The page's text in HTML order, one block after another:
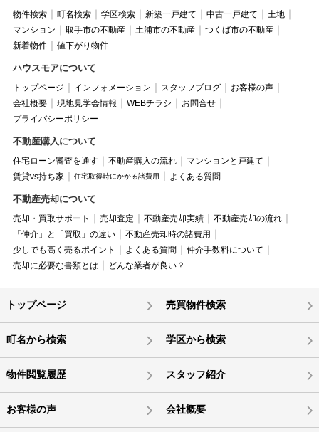
物件検索 町名検索 学区検索 新築一戸建て 中古一戸建て
土地
マンション
取手市の不動産 土浦市の不動産
つくば市の不動産
新着物件
値下がり物件
ハウスモアについて
トップページ インフォメーション スタッフブログ
お客様の声
会社概要
現地見学会情報 WEBチラシ
お問合せ
プライバシーポリシー
不動産購入について
住宅ローン審査を通す 不動産購入の流れ
マンションと戸建て
賃貸vs持ち家
住宅取得時にかかる諸費用 よくある質問
不動産売却について
売却・買取サポート 売却査定 不動産売却実績
不動産売却の流れ
「仲介」と「買取」の違い
不動産売却時の諸費用
少しでも高く売るポイント
よくある質問
仲介手数料について
売却に必要な書類とは
どんな業者が良い？
トップページ 売買物件検索
町名から検索 学区から検索
物件閲覧履歴 スタッフ紹介
お客様の声 会社概要